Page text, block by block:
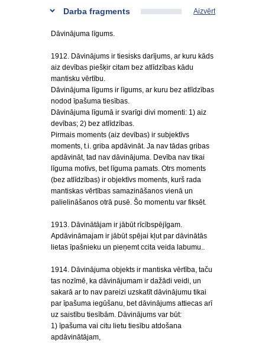
Darba fragments Aizvērt
Dāvinājuma līgums.
1912. Dāvinājums ir tiesisks darījums, ar kuru kāds
aiz devības piešķir citam bez atlīdzības kādu
mantisku vērtību.
Dāvinājuma līgums ir līgums, ar kuru bez atlīdzības
nodod īpašuma tiesības.
Dāvinājuma līgumā ir svarīgi divi momenti: 1) aiz
devības; 2) bez atlīdzības.
Pirmais moments (aiz devības) ir subjektīvs
moments, t.i. griba apdāvināt. Ja nav tādas gribas
apdāvināt, tad nav dāvinājuma. Devība nav tikai
līguma motīvs, bet līguma pamats. Otrs moments
(bez atlīdzības) ir objektīvs moments, kurš rada
mantiskas vērtības samazināšanos vienā un
palielināšanos otrā pusē. Šo momentu var fiksēt.
1913. Dāvinātājam ir jābūt rīcībspējīgam.
Apdāvināmajam ir jābūt spējai kļut par dāvinātās
lietas īpašnieku un pieņemt ccita veida labumu..
1914. Dāvinājuma objekts ir mantiska vērtība, taču
tas nozīmē, ka dāvinājumam ir dažādi veidi, un
sakarā ar to nav pareizi uzskatīt dāvinājumu tikai
par īpašuma iegūšanu, bet dāvinājums attiecas arī
uz saistību tiesībām. Dāvinājums var būt:
1) īpašuma vai citu lietu tiesību atdošana
apdāvinātājam,